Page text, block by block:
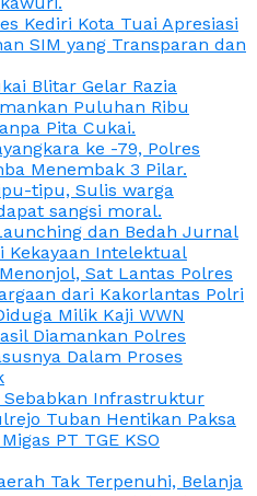
Kediri Kota Tuai Apresiasi
SIM yang Transparan dan
Blitar Gelar Razia
Puluhan Ribu
Pita Cukai.
ke -79, Polres
Menembak 3 Pilar.
tipu, Sulis warga
sangsi moral.
dan Bedah Jurnal
Kekayaan Intelektual
Sat Lantas Polres
dari Kakorlantas Polri
Milik Kaji WWN
Diamankan Polres
Dalam Proses
Sebabkan Infrastruktur
Tuban Hentikan Paksa
PT TGE KSO
Tak Terpenuhi, Belanja